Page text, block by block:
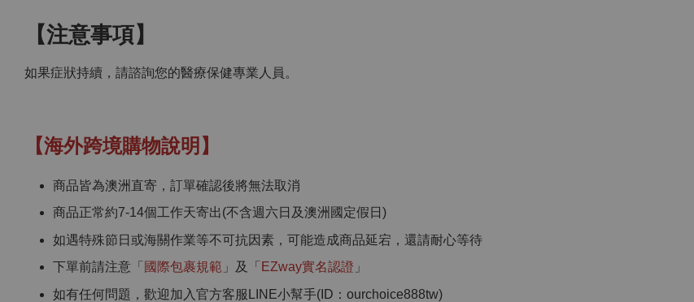
【注意事項】
如果症狀持續，請諮詢您的醫療保健專業人員。
【海外跨境購物說明】
商品皆為澳洲直寄，訂單確認後將無法取消
商品正常約7-14個工作天寄出(不含週六日及澳洲國定假日)
如遇特殊節日或海關作業等不可抗因素，可能造成商品延宕，還請耐心等待
下單前請注意「 國際包裹規範 」及「 EZway實名認證 」
如有任何問題，歡迎加入官方客服LINE小幫手(ID：ourchoice888tw)